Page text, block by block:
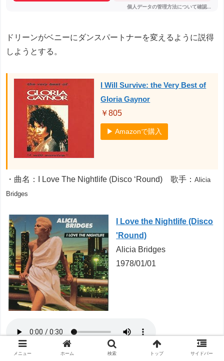
ドリーンがベニーにダンスパートナーを変えるように説得
しようとする。
I Will Survive: the Very Best of
Gloria Gaynor
￥805
▶ Amazonで購入
・曲名：I Love The Nightlife (Disco ‘Round) 歌手：Alicia
Bridges
I Love the Nightlife (Disco
'Round)
Alicia Bridges
1978/01/01
メニュー ホーム 検索 トップ サイドバー